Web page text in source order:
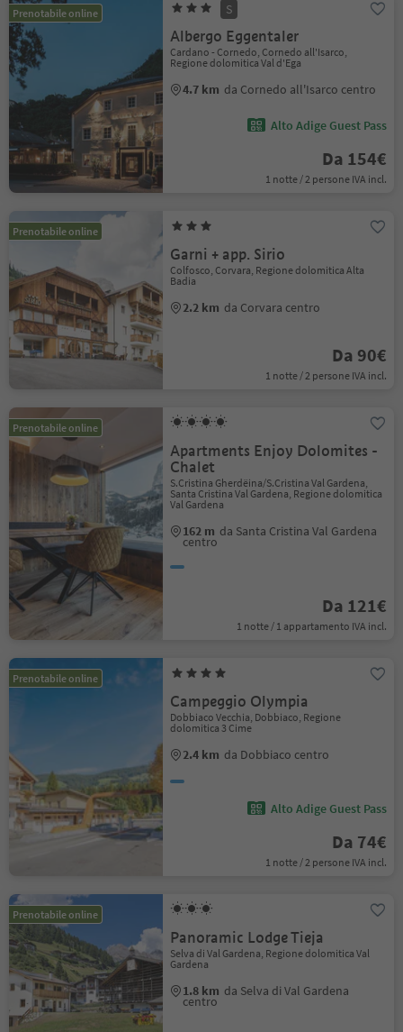
Prenotabile online S
Albergo Eggentaler
Cardano - Cornedo, Cornedo all'Isarco,
Regione dolomitica Val d'Ega
4.7 km da Cornedo all'Isarco centro
Alto Adige Guest Pass
Da 154€
1 notte / 2 persone IVA incl.
Prenotabile online
Garni + app. Sirio
Colfosco, Corvara, Regione dolomitica Alta
Badia
2.2 km da Corvara centro
Da 90€
1 notte / 2 persone IVA incl.
Prenotabile online
Apartments Enjoy Dolomites -
Chalet
S.Cristina Gherdëina/S.Cristina Val Gardena,
Santa Cristina Val Gardena, Regione dolomitica
Val Gardena
162 m da Santa Cristina Val Gardena
centro
Da 121€
1 notte / 1 appartamento IVA incl.
Prenotabile online
Campeggio Olympia
Dobbiaco Vecchia, Dobbiaco, Regione
dolomitica 3 Cime
2.4 km da Dobbiaco centro
Alto Adige Guest Pass
Da 74€
1 notte / 2 persone IVA incl.
Prenotabile online
Panoramic Lodge Tieja
Selva di Val Gardena, Regione dolomitica Val
Gardena
1.8 km da Selva di Val Gardena
centro